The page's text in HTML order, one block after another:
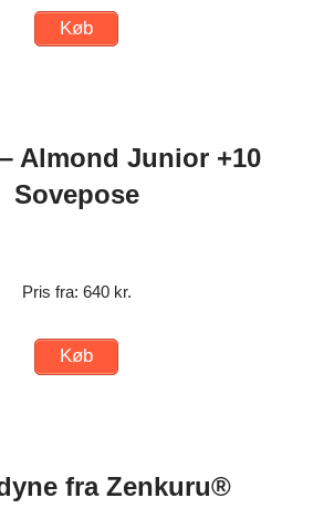
Køb
Almond Junior +10
Sovepose
Pris fra: 640 kr.
Køb
fra Zenkuru®